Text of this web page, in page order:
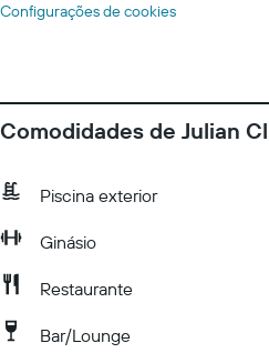
Configurações de cookies
Comodidades de Julian
Piscina exterior
Ginásio
Restaurante
Bar/Lounge